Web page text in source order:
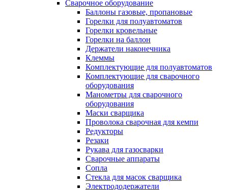
Сварочное оборудование
Баллоны газовые, пропановые
Горелки для полуавтоматов
Горелки кровельные
Горелки на баллон
Держатели наконечника
Клеммы
Комплектующие для полуавтоматов
Комплектующие для сварочного
оборудования
Манометры для сварочного
оборудования
Маски сварщика
Проволока сварочная для кемпи
Редукторы
Резаки
Рукава для газосварки
Сварочные аппараты
Сопла
Стекла для масок сварщика
Электрододержатели